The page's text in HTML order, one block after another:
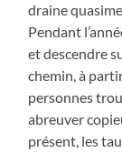
draine
Pendant
et descendre
chemin, à
personnes
abreuver
présent, les